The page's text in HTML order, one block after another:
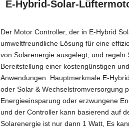
E-Hybrid-Solar-
Der Motor Controller, der in E-Hybrid
umweltfreundliche Lösung für eine
von Solarenergie ausgelegt, und regeln
Bereitstellung einer kostengünstigen
Anwendungen. Hauptmerkmale:E-
oder Solar & Wechselstromversorgung
Energieeinsparung oder erzwungene
und der Controller kann basierend auf
Solarenergie ist nur dann 1 Watt, Es